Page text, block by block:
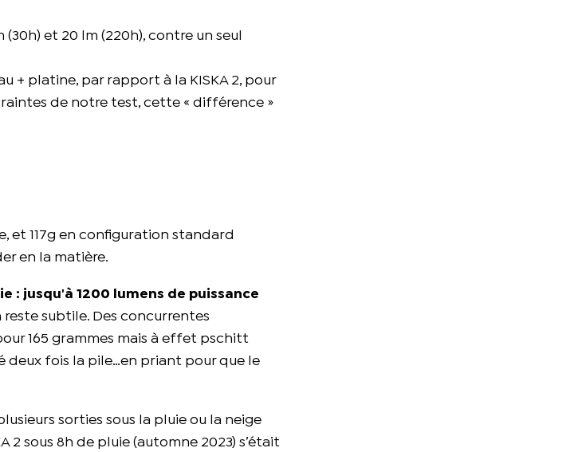
(30h) et 20 lm (220h), contre un seul
+ platine, par rapport à la KISKA 2, pour
de notre test, cette « différence »
et 117g en configuration standard
en la matière.
: jusqu'à 1200 lumens de puissance
reste subtile. Des concurrentes
165 grammes mais à effet pschitt
deux fois la pile…en priant pour que le
sorties sous la pluie ou la neige
sous 8h de pluie (automne 2023) s’était